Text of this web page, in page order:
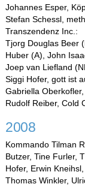
Johannes Esper,
Stefan Schessl,
Transzendenz Inc.:
Tjorg Douglas Beer
Huber (A), John
Joep van Liefland
Siggi Hofer, gott ist
Gabriella
Rudolf Reiber, Cold
2008
Kommando Tilman
Butzer, Tine Furler,
Hofer, Erwin
Thomas Winkler,